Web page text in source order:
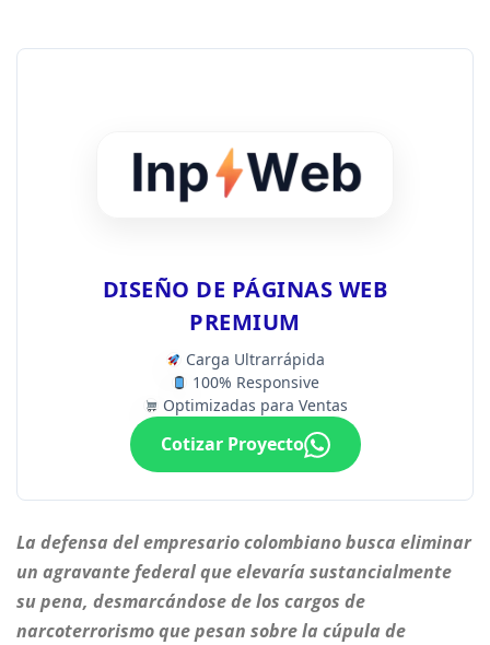
DISEÑO DE PÁGINAS WEB
PREMIUM
Carga Ultrarrápida
100% Responsive
Optimizadas para Ventas
Cotizar Proyecto
La defensa del empresario colombiano busca eliminar
un agravante federal que elevaría sustancialmente
su pena, desmarcándose de los cargos de
narcoterrorismo que pesan sobre la cúpula de